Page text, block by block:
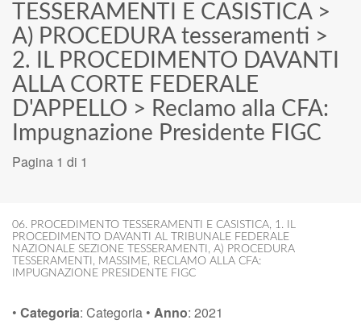
TESSERAMENTI E CASISTICA>
A) PROCEDURA tesseramenti >
2. IL PROCEDIMENTO DAVANTI
ALLA CORTE FEDERALE
D'APPELLO > Reclamo alla CFA:
Impugnazione Presidente FIGC
Pagina 1 di 1
06. PROCEDIMENTO TESSERAMENTI E CASISTICA, 1. IL
PROCEDIMENTO DAVANTI AL TRIBUNALE FEDERALE
NAZIONALE SEZIONE TESSERAMENTI , A) PROCEDURA
TESSERAMENTI , MASSIME, RECLAMO ALLA CFA:
IMPUGNAZIONE PRESIDENTE FIGC
• Categoria: Categoria • Anno: 2021